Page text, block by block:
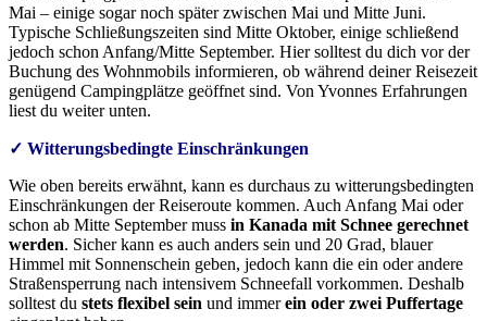
Mai – einige sogar noch später zwischen Mai und Mitte Juni.
Typische Schließungszeiten sind Mitte Oktober, einige schließend
jedoch schon Anfang/Mitte September. Hier solltest du dich vor der
Buchung des Wohnmobils informieren, ob während deiner Reisezeit
genügend Campingplätze geöffnet sind. Von Yvonnes Erfahrungen
liest du weiter unten.
✓ Witterungsbedingte Einschränkungen
Wie oben bereits erwähnt, kann es durchaus zu witterungsbedingten
Einschränkungen der Reiseroute kommen. Auch Anfang Mai oder
schon ab Mitte September muss in Kanada mit Schnee gerechnet
werden. Sicher kann es auch anders sein und 20 Grad, blauer
Himmel mit Sonnenschein geben, jedoch kann die ein oder andere
Straßensperrung nach intensivem Schneefall vorkommen. Deshalb
solltest du stets flexibel sein und immerein oder zwei Puffertage